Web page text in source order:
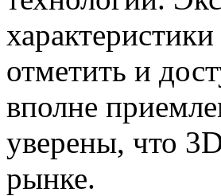
отметить и
вполне
уверены, что
рынке.